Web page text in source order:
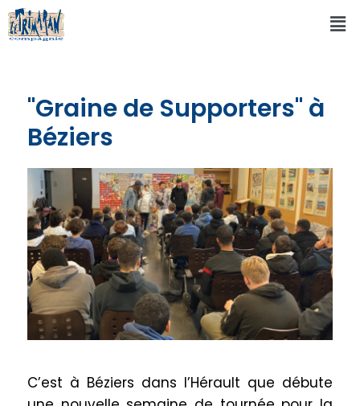
"Graine de Supporters" à
Béziers
C’est à Béziers dans l’Hérault que débute